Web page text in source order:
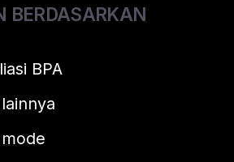
BERDASARKAN
BPA